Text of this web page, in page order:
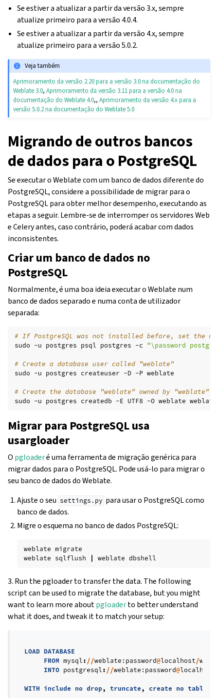
Se estiver a atualizar a partir da versão 3.x, sempre
atualize primeiro para a versão 4.0.4.
Se estiver a atualizar a partir da versão 4.x, sempre
atualize primeiro para a versão 5.0.2.
Veja também
Aprimoramento da versão 2.20 para a versão 3.0 na documentação do
Weblate 3.0,Aprimoramento da versão 3.11 para a versão 4.0 na
documentação do Weblate 4.0,,Aprimoramento da versão 4.x para a
versão 5.0.2 na documentação do Weblate 5.0
Migrando de outros bancos
de dados para o PostgreSQL
Se executar o Weblate com um banco de dados diferente do
PostgreSQL, considere a possibilidade de migrar para o
PostgreSQL para obter melhor desempenho, executando as
etapas a seguir. Lembre-se de interromper os servidores Web
e Celery antes, caso contrário, poderá acabar com dados
inconsistentes.
Criar um banco de dados no
PostgreSQL
Normalmente, é uma boa ideia executar o Weblate num
banco de dados separado e numa conta de utilizador
separada:
# If PostgreSQL was not installed before, set the
sudo -u postgres psql postgres -c "\password
# Create a database user called "weblate"
sudo -u postgres createuser -D -P weblate
# Create the database "weblate" owned by "weblate"
sudo -u postgres createdb -E UTF8 -O weblate
Migrar para PostgreSQL usa
usargloader
O pgloaderé uma ferramenta de migração genérica para
migrar dados para o PostgreSQL. Pode usá-lo para migrar o
seu banco de dados do Weblate.
Ajuste o seu settings.py para usar o PostgreSQL como
banco de dados.
Migre o esquema no banco de dados PostgreSQL:
weblate migrate
weblate sqlflush weblate
3. Run the pgloader to transfer the data. The following
script can be used to migrate the database, but you might
want to learn more aboutpgloaderto better understand
what it does, and tweak it to match your setup:
LOAD DATABASE
FROM mysql: //weblate :password@localhost/
INTO postgresql: //weblate :password@localhost
WITH include no drop, truncate, create no tables